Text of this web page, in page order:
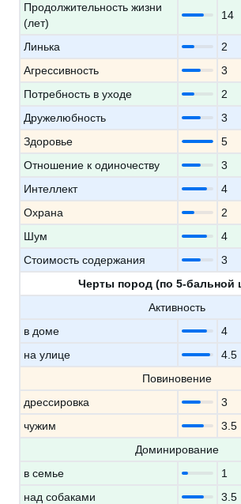
Продолжительность жизни
(лет)
14
Линька 2
Агрессивность
3
Потребность в уходе
2
Дружелюбность
3
Здоровье
5
Отношение к одиночеству
3
Интеллект
4
Охрана
2
Шум
4
Стоимость содержания
3
Черты пород (по 5-бальной
Активность
в доме
4
на улице
4.5
Повиновение
дрессировка
3
чужим
3.5
Доминирование
в семье
1
над собаками
3.5